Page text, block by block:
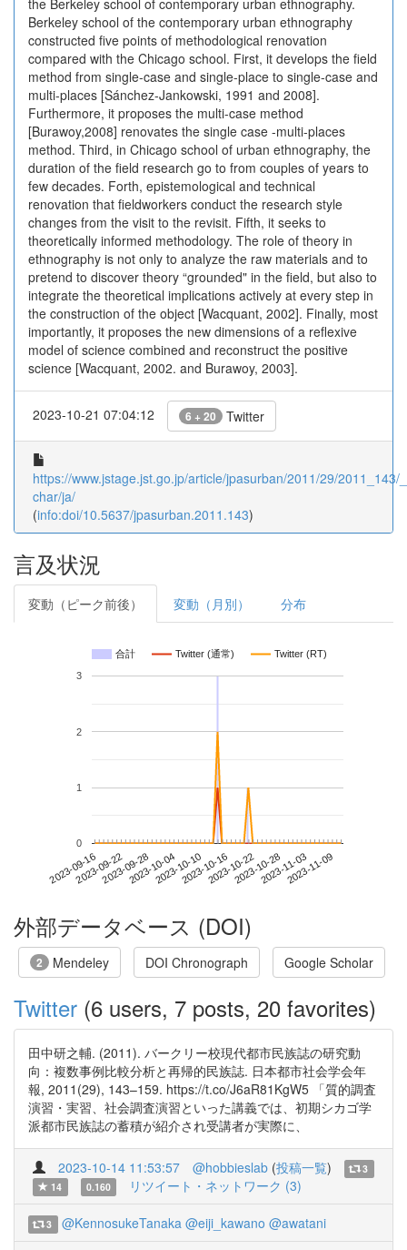
the Berkeley school of contemporary urban ethnography.
Berkeley school of the contemporary urban ethnography
constructed five points of methodological renovation
compared with the Chicago school. First, it develops the field
method from single-case and single-place to single-case and
multi-places [Sánchez-Jankowski, 1991 and 2008].
Furthermore, it proposes the multi-case method
[Burawoy,2008] renovates the single case -multi-places
method. Third, in Chicago school of urban ethnography, the
duration of the field research go to from couples of years to
few decades. Forth, epistemological and technical
renovation that fieldworkers conduct the research style
changes from the visit to the revisit. Fifth, it seeks to
theoretically informed methodology. The role of theory in
ethnography is not only to analyze the raw materials and to
pretend to discover theory “grounded" in the field, but also to
integrate the theoretical implications actively at every step in
the construction of the object [Wacquant, 2002]. Finally, most
importantly, it proposes the new dimensions of a reflexive
model of science combined and reconstruct the positive
science [Wacquant, 2002. and Burawoy, 2003].
2023-10-21 07:04:12 6 + 20 Twitter
https://www.jstage.jst.go.jp/article/jpasurban/2011/29/2011_143/
char/ja/
(info:doi/10.5637/jpasurban.2011.143)
言及状況
変動（ピーク前後） 変動（月別） 分布
合計 Twitter (通常) Twitter (RT)
2023-09-162023-09-222023-09-282023-10-042023-10-102023-10-162023-10-222023-10-282023-11-032023-11-09
0
1
2
3
外部データベース (DOI)
2 Mendeley DOI Chronograph Google Scholar
Twitter (6 users, 7 posts, 20 favorites)
田中研之輔. (2011). バークリー校現代都市民族誌の研究動
向：複数事例比較分析と再帰的民族誌. 日本都市社会学会年
報, 2011(29), 143–159. https://t.co/J6aR81KgW5 「質的調査
演習・実習、社会調査演習といった講義では、初期シカゴ学
派都市民族誌の蓄積が紹介され受講者が実際に、
2023-10-14 11:53:57 @hobbieslab (投稿一覧)
3
14
0.160 リツイート・ネットワーク (3)
3 @KennosukeTanaka @eiji_kawano @awatani